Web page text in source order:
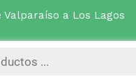
a Los Lagos